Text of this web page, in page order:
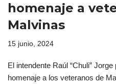
homenaje a
Malvinas
15 junio, 2024
El intendente Raúl “Chuli”
homenaje a los veteranos de